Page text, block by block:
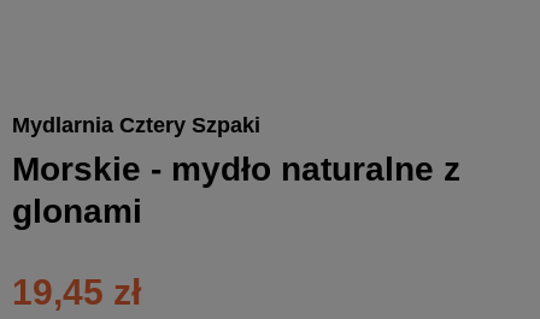
Mydlarnia Cztery Szpaki
Morskie - mydło naturalne z
glonami
19,45 zł